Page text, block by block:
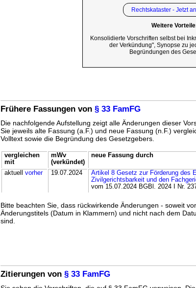
Rechtskataster - Jetzt
Weitere
Konsolidierte Vorschriften selbst bei
der Verkündung", Synopse zu
Begründungen des
Frühere Fassungen von § 33 FamFG
Die nachfolgende Aufstellung zeigt alle Änderungen dieser
Sie jeweils alte Fassung (a.F.) und neue Fassung (n.F.)
Volltext sowie die Begründung des Gesetzgebers.
vergleichen
mit
mWv
(verkündet)
neue Fassung durch
aktuell vorher 19.07.2024
Artikel 8 Gesetz zur Förderung des
Zivilgerichtsbarkeit und den
vom 15.07.2024 BGBl. 2024 I Nr.
Bitte beachten Sie, dass rückwirkende Änderungen - soweit
Änderungstitels (Datum in Klammern) und nicht nach dem
sind.
Zitierungen von § 33 FamFG